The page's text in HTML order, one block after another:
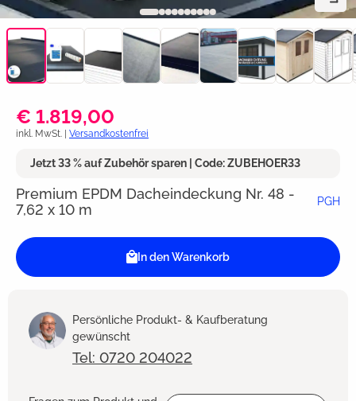
€ 1.819,00
inkl. MwSt. | Versandkostenfrei
Jetzt 33 % auf Zubehör sparen | Code: ZUBEHOER33
Premium EPDM Dacheindeckung Nr. 48 -
7,62 x 10 m
PGH
In den Warenkorb
Persönliche Produkt- & Kaufberatung
gewünscht
Tel: 0720 204022